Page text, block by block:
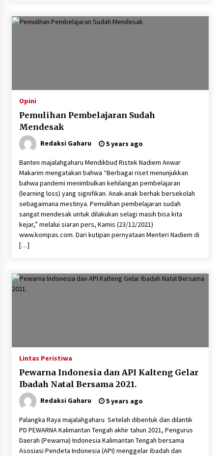
Opini
Pemulihan Pembelajaran Sudah
Mendesak
Redaksi Gaharu 5 years ago
Banten majalahgaharu Mendikbud Ristek Nadiem Anwar
Makarim mengatakan bahwa “Berbagai riset menunjukkan
bahwa pandemi menimbulkan kehilangan pembelajaran
(learning loss) yang signifikan. Anak-anak berhak bersekolah
sebagaimana mestinya. Pemulihan pembelajaran sudah
sangat mendesak untuk dilakukan selagi masih bisa kita
kejar,” melalui siaran pers, Kamis (23/12/2021)
www.kompas.com. Dari kutipan pernyataan Menteri Nadiem di
[…]
Lintas Peristiwa
Pewarna Indonesia dan API Kalteng Gelar
Ibadah Natal Bersama 2021.
Redaksi Gaharu 5 years ago
Palangka Raya majalahgaharu Setelah dibentuk dan dilantik
PD PEWARNA Kalimantan Tengah akhir tahun 2021, Pengurus
Daerah (Pewarna) Indonesia Kalimantan Tengah bersama
Asosiasi Pendeta Indonesia (API) menggelar ibadah dan